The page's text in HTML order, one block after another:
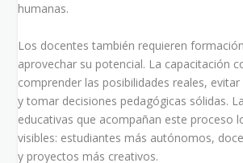
humanas.
Los docentes también requieren
aprovechar su potencial. La capacitación
comprender las posibilidades reales,
y tomar decisiones pedagógicas sólidas.
educativas que acompañan este proceso
visibles: estudiantes más autónomos,
y proyectos más creativos.